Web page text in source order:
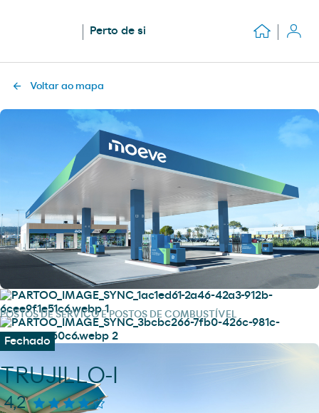
Perto de si
Voltar ao mapa
POSTOS DE SERVIÇO E POSTOS DE COMBUSTÍVEL
Fechado
TRUJILLO-I
4,2